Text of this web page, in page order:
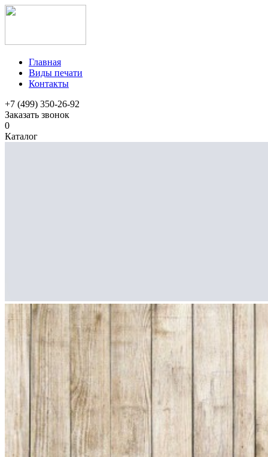
Главная
Виды печати
Контакты
+7 (499) 350-26-92
Заказать звонок
0
Каталог